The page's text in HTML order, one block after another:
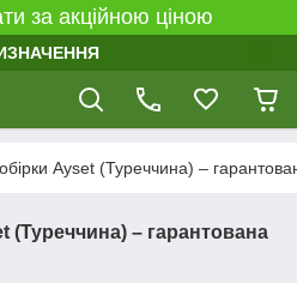
за акційною ціною
Ayset (Туреччина) –
(Туреччина) – гарантована